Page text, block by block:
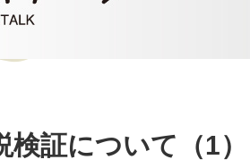
検証について（1）